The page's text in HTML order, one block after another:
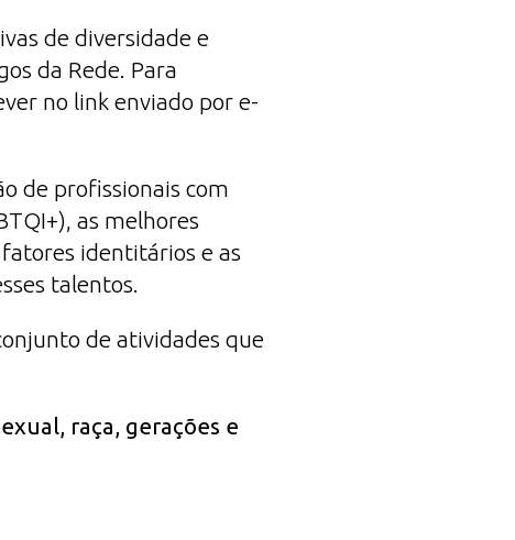
de diversidade e
da Rede. Para
no link enviado por e-
de profissionais com
as melhores
identitários e as
talentos.
de atividades que
raça, gerações e